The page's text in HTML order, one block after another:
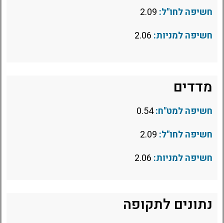
חשיפה לחו"ל:
חשיפה למניות:
מדדים
חשיפה למט"ח:0.54
חשיפה לחו"ל:
חשיפה למניות:
נתונים לתקופה